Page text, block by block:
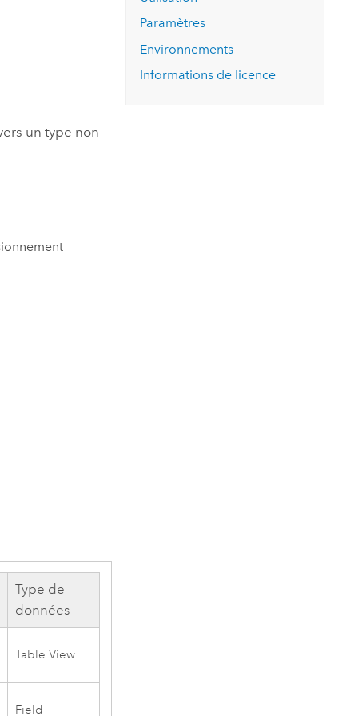
essai gratuit.
Explorer ce cours
Lire le récit
un type non
Type de
données
Table View
Field
Paramètres
Environnements
Informations de licence